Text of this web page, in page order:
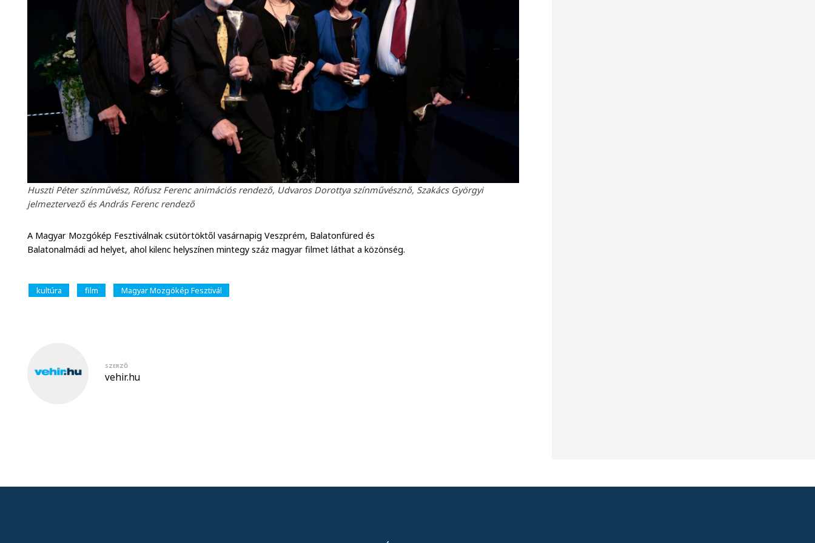
Huszti Péter színművész, Rófusz Ferenc animációs rendező, Udvaros Dorottya színművésznő, Szakács Györgyi
jelmeztervező és András Ferenc rendező
A Magyar Mozgókép Fesztiválnak csütörtöktől vasárnapig Veszprém, Balatonfüred és
Balatonalmádi ad helyet, ahol kilenc helyszínen mintegy száz magyar filmet láthat a közönség.
kultúra film Magyar Mozgókép Fesztivál
SZERZŐ
vehir.hu